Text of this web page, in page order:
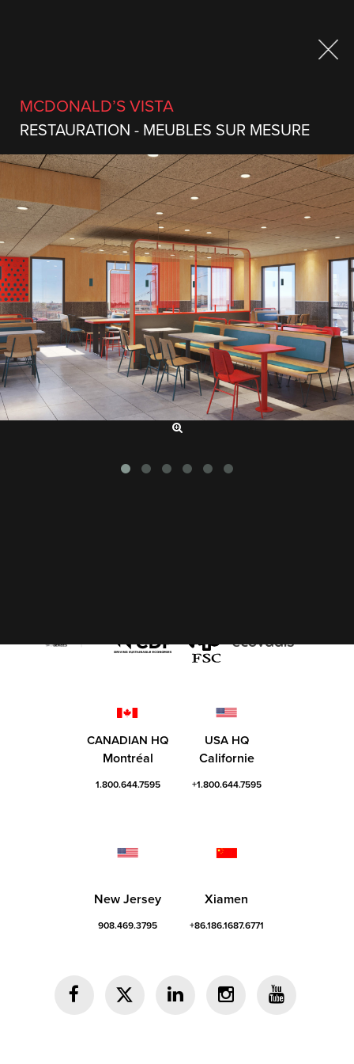
MCDONALD’S VISTA
RESTAURATION - MEUBLES SUR MESURE
infolettre
CANADIAN HQ
Montréal
1.800.644.7595
USA HQ
Californie
+1.800.644.7595
New Jersey
908.469.3795
Xiamen
+86.186.1687.6771